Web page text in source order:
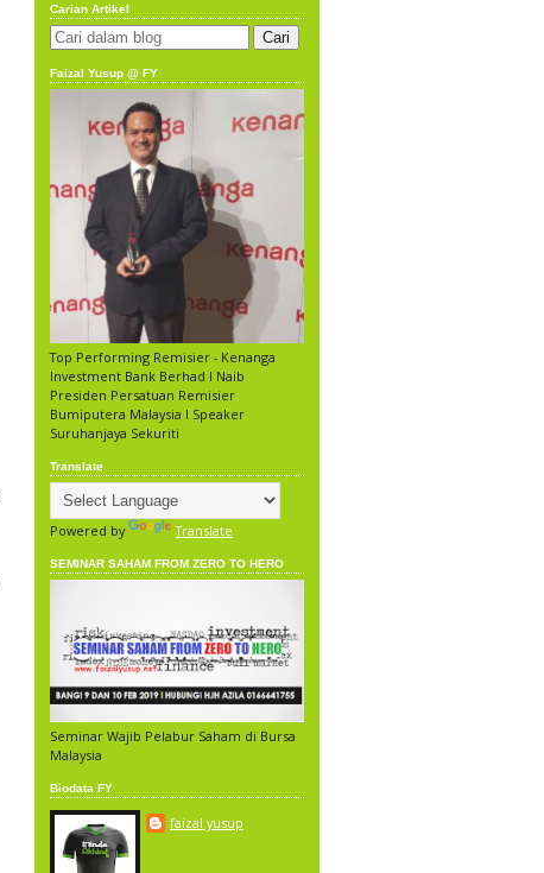
Carian Artikel
Faizal Yusup @ FY
Top Performing Remisier - Kenanga
Investment Bank Berhad l Naib
Presiden Persatuan Remisier
Bumiputera Malaysia l Speaker
Suruhanjaya Sekuriti
Translate
Powered by Translate
SEMINAR SAHAM FROM ZERO TO HERO
Seminar Wajib Pelabur Saham di Bursa
Malaysia
Biodata FY
faizal yusup